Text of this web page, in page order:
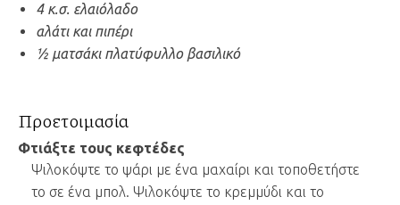
4 κ.σ. ελαιόλαδο
αλάτι και πιπέρι
½ ματσάκι πλατύφυλλο βασιλικό
Προετοιμασία
Φτιάξτε τους κεφτέδες
Ψιλοκόψτε το ψάρι με ένα μαχαίρι και τοποθετήστε
το σε ένα μπολ. Ψιλοκόψτε το κρεμμύδι και το